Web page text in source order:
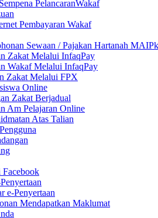
PelancaranWakaf
Pembayaran Wakaf
Sewaan / Pajakan Hartanah MAIPk
Zakat Melalui InfaqPay
Wakaf Melalui InfaqPay
Zakat Melalui FPX
Online
Zakat Berjadual
Am Pelajaran Online
Atas Talian
e-Penyertaan
Mendapatkan Maklumat